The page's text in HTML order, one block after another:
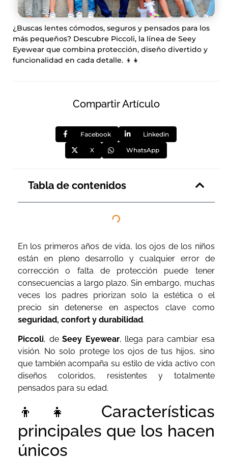
¿Buscas lentes cómodos, seguros y pensados para los
más pequeños? Descubre Piccoli, la línea de Seey
Eyewear que combina protección, diseño divertido y
funcionalidad en cada detalle. 👦👧
Compartir Artículo
Facebook Linkedin
X WhatsApp
Tabla de contenidos
En los primeros años de vida, los ojos de los niños
están en pleno desarrollo y cualquier error de
corrección o falta de protección puede tener
consecuencias a largo plazo. Sin embargo, muchas
veces los padres priorizan solo la estética o el
precio sin detenerse en aspectos clave como
seguridad, confort y durabilidad.
Piccoli, deSeey Eyewear, llega para cambiar esa
visión. No solo protege los ojos de tus hijos, sino
que también acompaña su estilo de vida activo con
diseños coloridos, resistentes y totalmente
pensados para su edad.
👦👧 Características
principales que los hacen
únicos